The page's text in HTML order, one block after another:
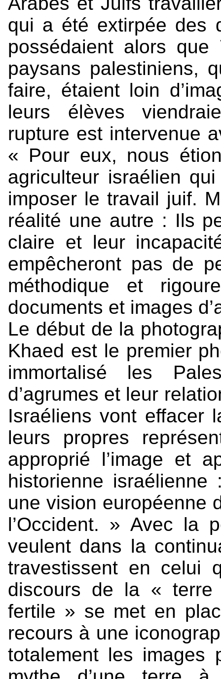
qui a été extirpée des
possédaient alors
paysans palestiniens,
faire, étaient loin
leurs élèves
rupture est intervenue
« Pour eux, nous
agriculteur israélien
imposer le travail juif.
réalité une autre : Ils
claire et leur
empêcheront pas de
méthodique et
documents et images
Le début de la
Khaed est le premier
immortalisé les
d’agrumes et leur
Israéliens vont effacer
leurs propres
approprié l’image et
historienne
une vision européenne
l’Occident. » Avec la
veulent dans la
travestissent en celui
discours de la «
fertile » se met en
recours à une
totalement les images